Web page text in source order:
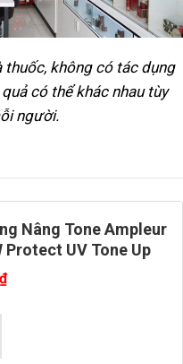
thuốc, không có tác dụng
có thể khác nhau tùy
người.
Nâng Tone Ampleur
Protect UV Tone Up
₫